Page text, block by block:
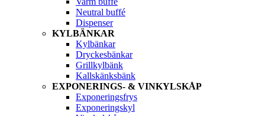
Neutral buffé
Dispenser
KYLBÄNKAR
Kylbänkar
Dryckesbänkar
Grillkylbänk
Kallskänksbänk
EXPONERINGS- & VINKYLSKÅP
Exponeringsfrys
Exponeringskyl